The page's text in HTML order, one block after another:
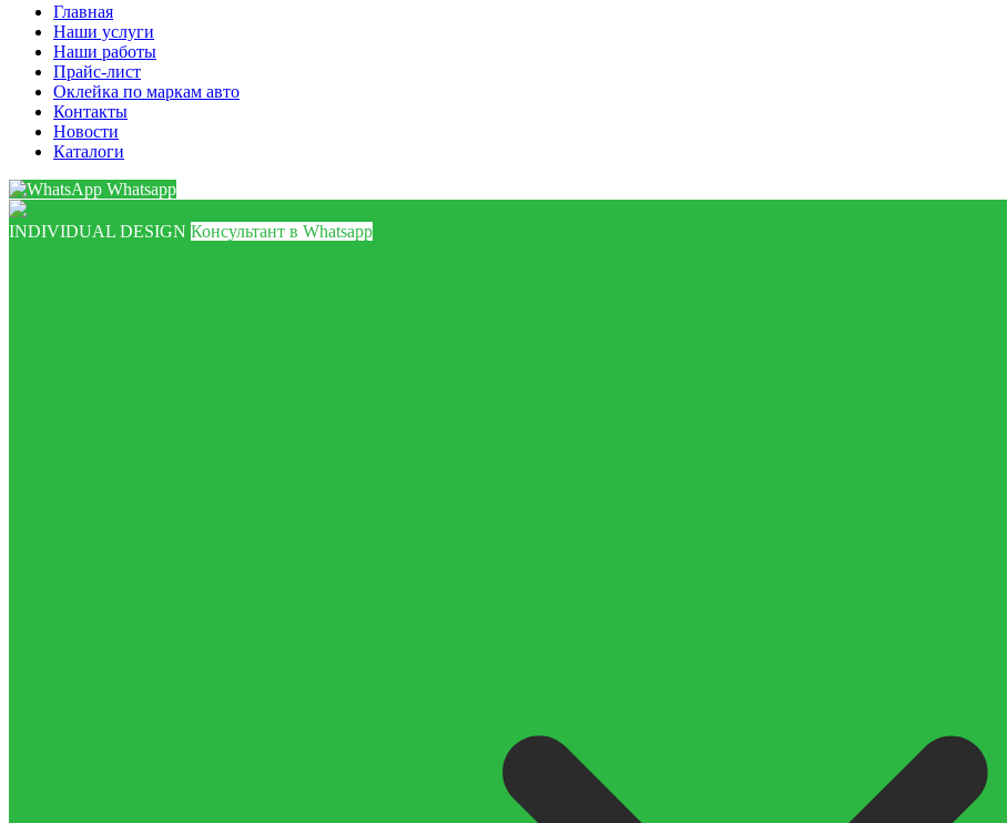
Главная
Наши услуги
Наши работы
Прайс-лист
Оклейка по маркам авто
Контакты
Новости
Каталоги
Whatsapp
INDIVIDUAL DESIGN Консультант в Whatsapp